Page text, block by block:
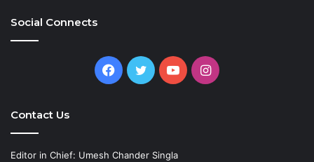
Social Connects
Facebook
TwitterYouTubeInstagram
Contact Us
Editor in Chief: Umesh Chander Singla